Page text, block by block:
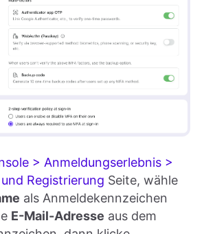
> Anmeldungserlebnis >
Registrierung Seite, wähle
als Anmeldekennzeichen
E-Mail-Adresse aus dem